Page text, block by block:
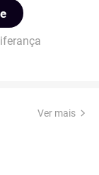
Ver mais